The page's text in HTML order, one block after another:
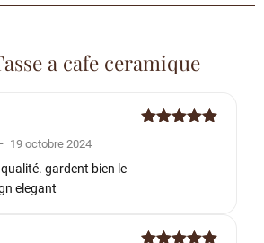
a cafe ceramique
19 octobre 2024
gardent bien le
elegant